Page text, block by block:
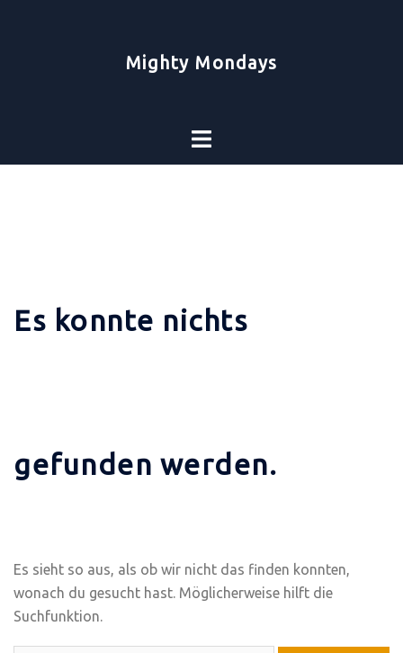
Mighty Mondays
Toggle
Es konnte nichts
gefunden werden.
Es sieht so aus, als ob wir nicht das finden konnten,
wonach du gesucht hast. Möglicherweise hilft die
Suchfunktion.